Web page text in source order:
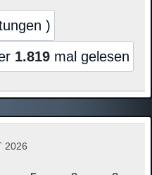
)
1.819 mal gelesen
2026